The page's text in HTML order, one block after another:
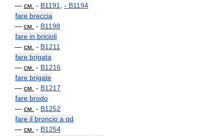
— см. - B1191 - B1194
fare breccia
— см. - B1198
fare in bricioli
— см. - B1211
fare brigata
— см. - B1216
fare brigate
— см. - B1217
fare brodo
— см. - B1252
fare il broncio a qd
— см. - B1254